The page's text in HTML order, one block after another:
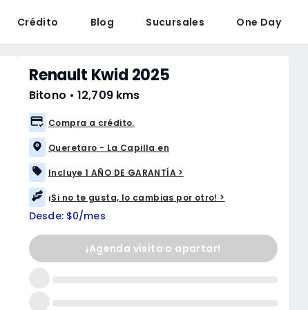
Crédito Blog Sucursales One Day
Renault Kwid 2025
Bitono • 12,709 kms
Compra a crédito.
Queretaro - La Capilla en
Incluye 1 AÑO DE GARANTÍA >
¡Si no te gusta, lo cambias por otro! >
Desde: $0/mes
¡Agenda visita o apartar!